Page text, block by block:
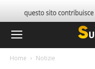
Home Notizie